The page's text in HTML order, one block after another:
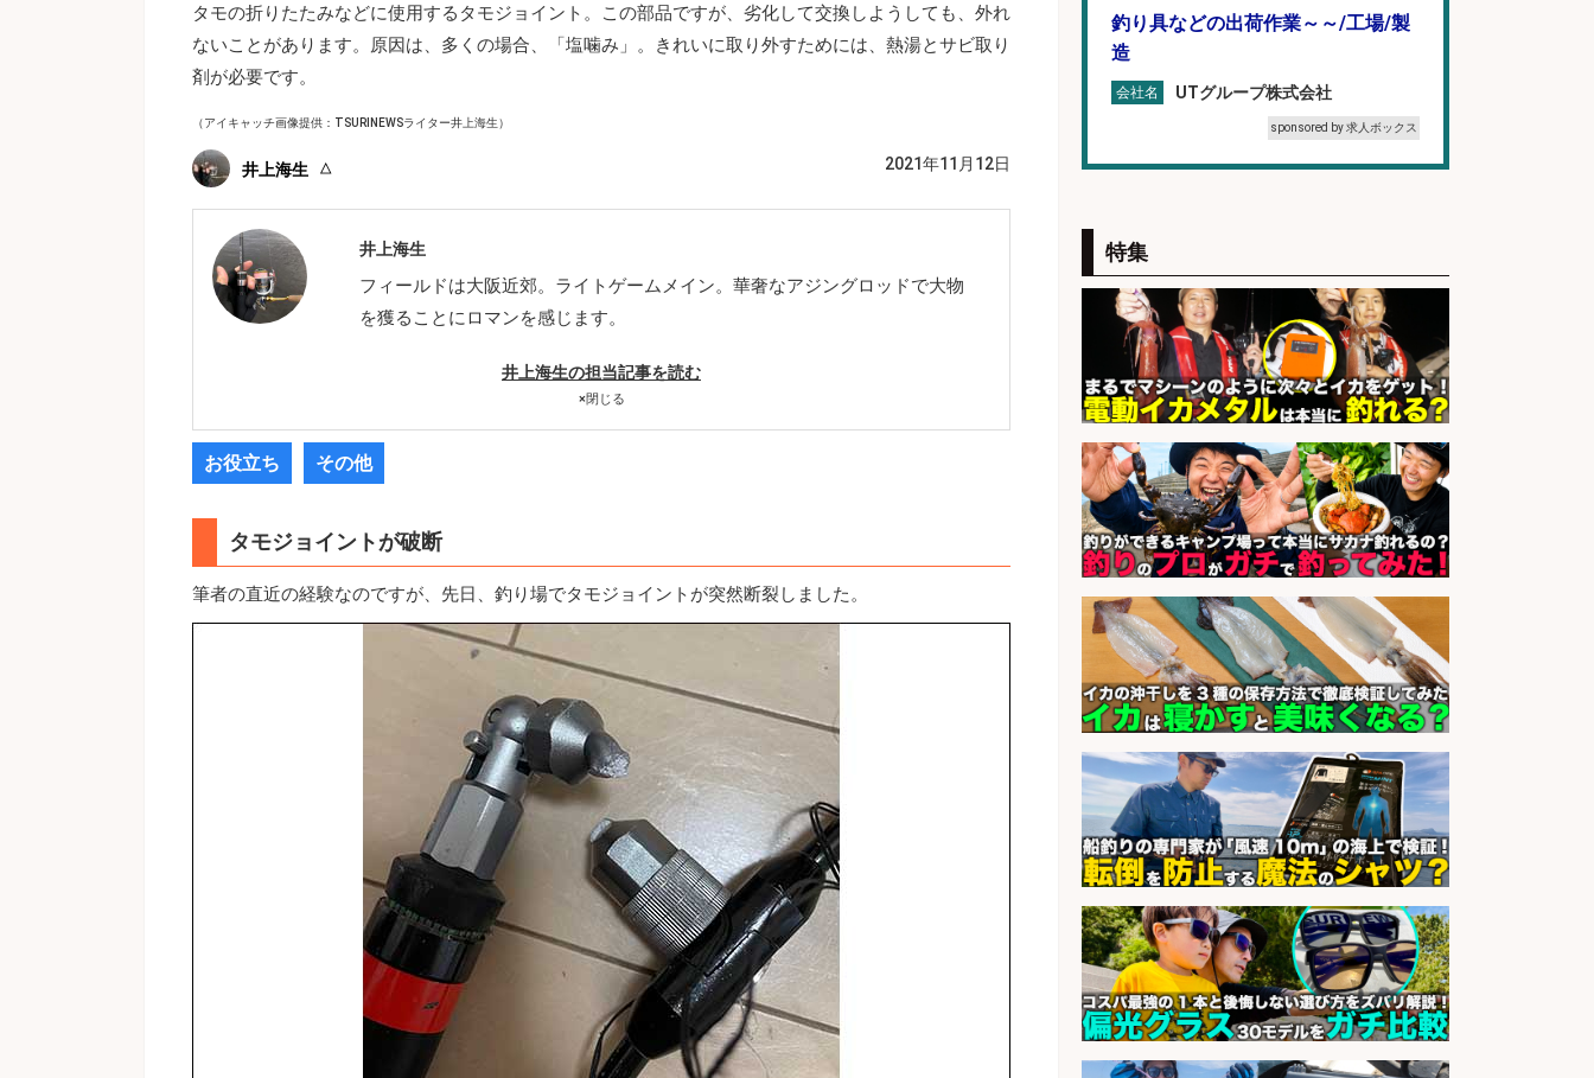
タモの折りたたみなどに使用するタモジョイント。この部品ですが、劣化して交換しようしても、外れ
ないことがあります。原因は、多くの場合、「塩噛み」。きれいに取り外すためには、熱湯とサビ取り
剤が必要です。
（アイキャッチ画像提供：TSURINEWSライター井上海生）
井上海生 2021年11月12日
井上海生
フィールドは大阪近郊。ライトゲームメイン。華奢なアジングロッドで大物
を獲ることにロマンを感じます。
井上海生の担当記事を読む
×閉じる
お役立ち その他
タモジョイントが破断
筆者の直近の経験なのですが、先日、釣り場でタモジョイントが突然断裂しました。
釣り具などの出荷作業～～/工場/製
造
会社名 UTグループ株式会社
sponsored by 求人ボックス
の価値を上げ、地域を元気に!店長候
補募集
会社名 酒場あらかぶ 酒場あらかぶ
sponsored by 求人ボックス
オキアミをはじめとする釣り餌の
「製造」/釣り好き歓迎
会社名 広松久水産株式会社
sponsored by 求人ボックス
和食, 居酒屋/調理見習い・調理補助/
新鮮な魚料理×おでんの和食居酒屋
の若手スタッフ
会社名 サカナのハチベエ 矢場町店
sponsored by 求人ボックス
宮崎/魚や漁業に関わる現場・事務
の「総合職」 未経験可
会社名 宮崎県漁業協同組合連合会
sponsored by 求人ボックス
釣り好き必見「釣具の設計開
発」/DAIWA公認製品/年休117日
会社名
株式会社スポーツライフプラネ
ッツ
sponsored by 求人ボックス
特集